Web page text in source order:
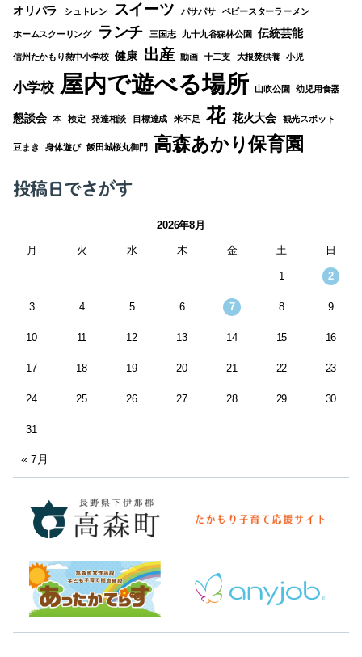
オリパラ シュトレン スイーツ パサパサ ベビースターラーメン
ホームスクーリング ランチ 三国志 九十九谷森林公園 伝統芸能
信州たかもり熱中小学校 健康 出産 動画 十二支 大根焚供養 小児
小学校 屋内で遊べる場所 山吹公園 幼児用食器
懇談会 本 検定 発達相談 目標達成 米不足 花 花火大会 観光スポット
豆まき 身体遊び 飯田城桜丸御門 高森あかり保育園
投稿日でさがす
2026年8月
月 火 水 木 金 土 日
1 2
3 4 5 6 7 8 9
10 11 12 13 14 15 16
17 18 19 20 21 22 23
24 25 26 27 28 29 30
31
« 7月